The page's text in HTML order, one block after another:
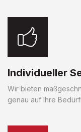
Individueller
Wir bieten
genau auf Ihre